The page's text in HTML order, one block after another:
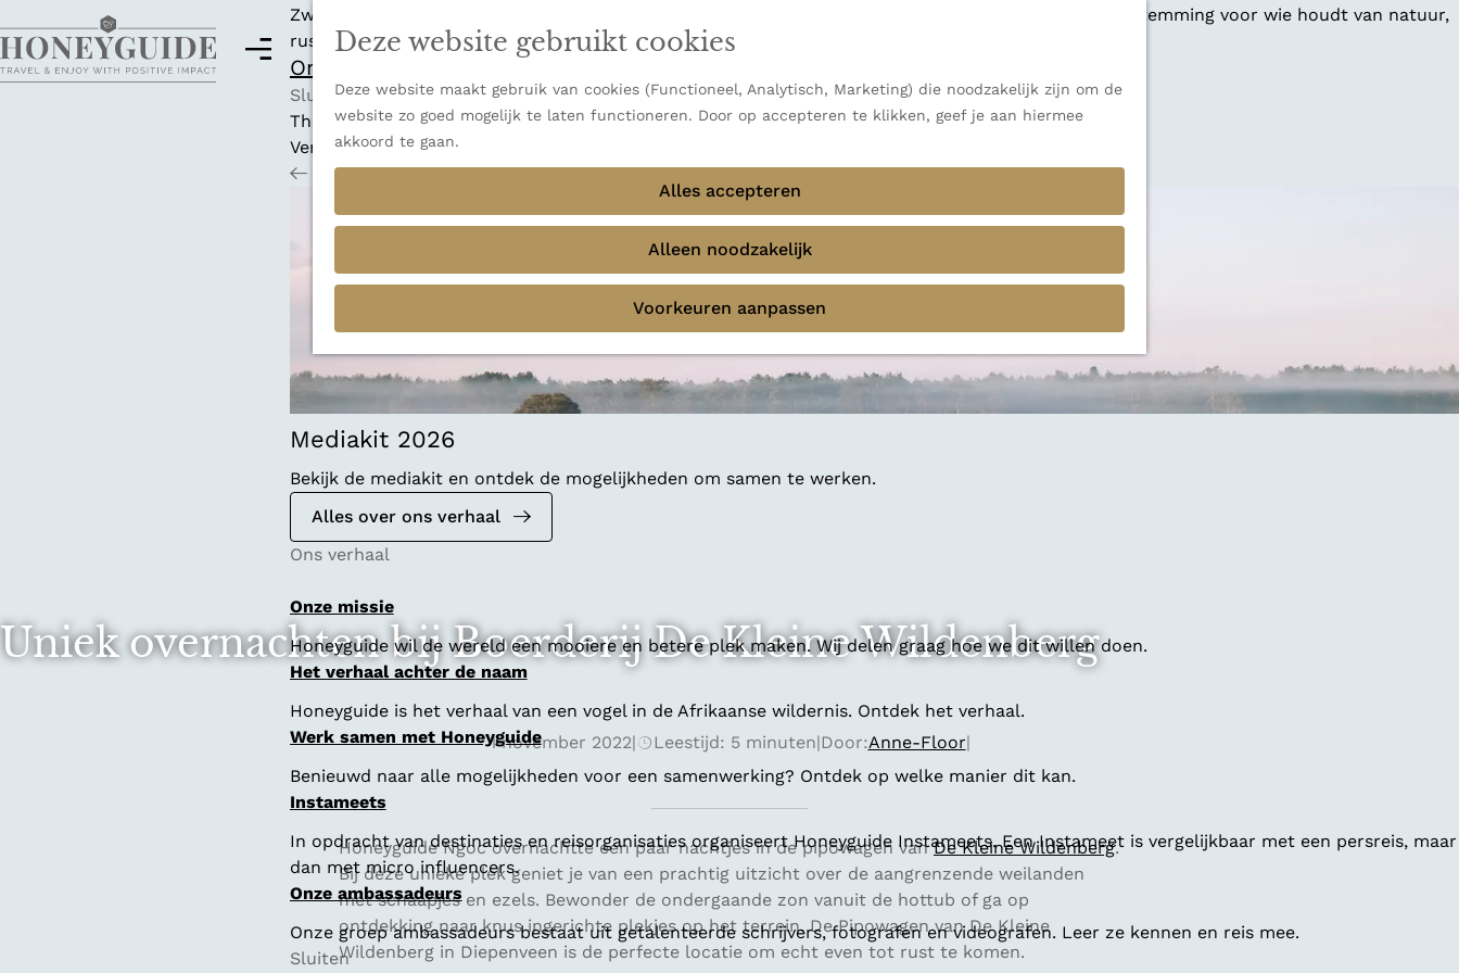
Deze website gebruikt cookies
Deze website maakt gebruik van cookies (Functioneel, Analytisch, Marketing) die noodzakelijk zijn om de
website zo goed mogelijk te laten functioneren. Door op accepteren te klikken, geef je aan hiermee
akkoord te gaan.
Alles accepteren
Alleen noodzakelijk
Voorkeuren aanpassen
M
Zwitserland is misschien vooral bekend om zijn indrukwekkende Alpen, maar ook een veelzijdige bestemming voor wie houdt van natuur,
rust en adembenemende uitzichten.
Ontdek alle bestemmingen
Sluiten
Thema's
Verborgen parels
Terug Ons verhaal
Mediakit 2026
Bekijk de mediakit en ontdek de mogelijkheden om samen te werken.
Alles over ons verhaal
Ons verhaal
Onze missie
Honeyguide wil de wereld een mooiere en betere plek maken. Wij delen graag hoe we dit willen doen.
Het verhaal achter de naam
Honeyguide is het verhaal van een vogel in de Afrikaanse wildernis. Ontdek het verhaal.
Werk samen met Honeyguide
Benieuwd naar alle mogelijkheden voor een samenwerking? Ontdek op welke manier dit kan.
Instameets
In opdracht van destinaties en reisorganisaties organiseert Honeyguide Instameets. Een Instameet is vergelijkbaar met een persreis, maar
dan met micro influencers.
Onze ambassadeurs
Onze groep ambassadeurs bestaat uit getalenteerde schrijvers, fotografen en videografen. Leer ze kennen en reis mee.
Sluiten
Uniek overnachten bij Boerderij De Kleine Wildenberg
1 november 2022| Leestijd: 5 minuten|Door:Anne-Floor|
Honeyguide Ngoc overnachtte een paar nachtjes in de pipowagen vanDe Kleine Wildenberg.
Bij deze unieke plek geniet je van een prachtig uitzicht over de aangrenzende weilanden
met schaapjes en ezels. Bewonder de ondergaande zon vanuit de hottub of ga op
ontdekking naar knus ingerichte plekjes op het terrein. De Pipowagen van De Kleine
Wildenberg in Diepenveen is de perfecte locatie om echt even tot rust te komen.